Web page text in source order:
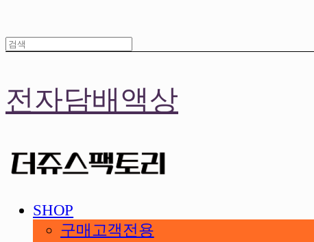
전자담배액상
SHOP
구매고객전용